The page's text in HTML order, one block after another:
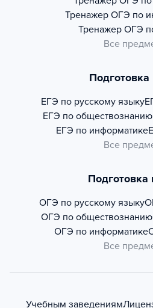
Тренажер ОГЭ по
Тренажер ОГЭ
Все
ЕГЭ по русскому языку
ЕГЭ по обществознанию
ЕГЭ по информатике
Все
ОГЭ по русскому языку
ОГЭ по обществознанию
ОГЭ по информатике
Все
Учебным заведениям